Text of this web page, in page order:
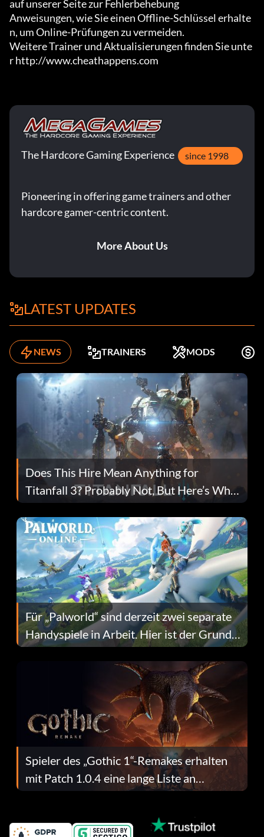
auf unserer Seite zur Fehlerbehebung
Anweisungen, wie Sie einen Offline-Schlüssel erhalte
n, um Online-Prüfungen zu vermeiden.
Weitere Trainer und Aktualisierungen finden Sie unte
r http://www.cheathappens.com
The Hardcore Gaming Experience since 1998
Pioneering in offering game trainers and other
hardcore gamer-centric content.
More About Us
LATEST UPDATES
NEWS TRAINERS MODS
Does This Hire Mean Anything for
Titanfall 3? Probably Not, But Here’s Why
Fans Are Hopeful
Für „Palworld“ sind derzeit zwei separate
Handyspiele in Arbeit. Hier ist der Grund
dafür.
Spieler des „Gothic 1“-Remakes erhalten
mit Patch 1.0.4 eine lange Liste an
Fehlerbehebungen